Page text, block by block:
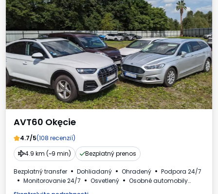
AVT60 Okęcie
4.7/5(108 recenzií)
4.9 km (~9 min)
Bezplatný prenos
Bezplatný transfer Dohliadaný Ohradený
Podpora 24/7
Monitorovanie 24/7
Osvetlený
Osobné automobily